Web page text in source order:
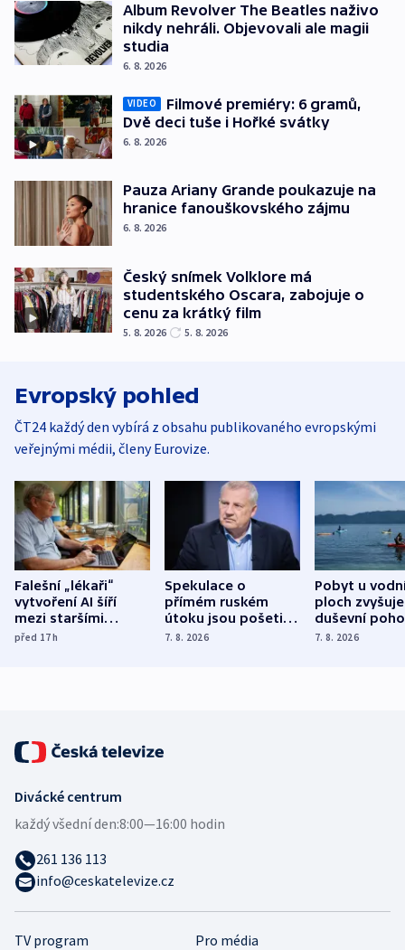
Album Revolver The Beatles naživo
nikdy nehráli. Objevovali ale magii
studia
6. 8. 2026
VIDEO
Filmové premiéry: 6 gramů,
Dvě deci tuše i Hořké svátky
6. 8. 2026
Pauza Ariany Grande poukazuje na
hranice fanouškovského zájmu
6. 8. 2026
Český snímek Volklore má
studentského Oscara, zabojuje o
cenu za krátký film
5. 8. 2026 5. 8. 2026
Evropský pohled
ČT24 každý den vybírá z obsahu publikovaného evropskými
veřejnými médii, členy Eurovize.
Falešní „lékaři“
vytvoření AI šíří
mezi staršími
Poláky nebezpečné
před 17h
Spekulace o
přímém ruském
útoku jsou pošetilé,
míní estonský
7. 8. 2026
Pobyt u
ploch zvyšuje
duševní
ukázala
7. 8. 2026
TV program Pro média
Divácké centrum
každý všední den:8:00—16:00 hodin
261 136 113
info@ceskatelevize.cz